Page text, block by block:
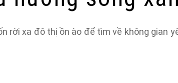
rời xa đô thị ồn ào để tìm về không gian